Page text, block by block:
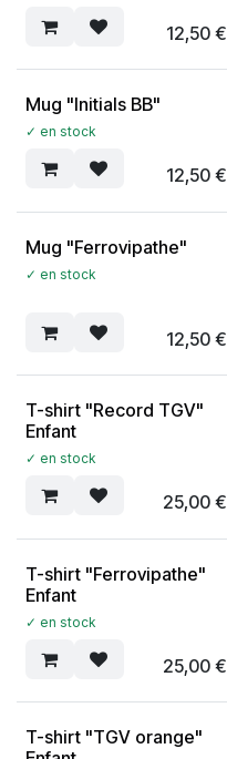
12,50€
Mug "Initials BB"
✓ en stock
12,50€
Mug "Ferrovipathe"
✓ en stock
12,50€
T-shirt "Record TGV"
Enfant
✓ en stock
25,00€
T-shirt "Ferrovipathe"
Enfant
✓ en stock
25,00€
T-shirt "TGV orange"